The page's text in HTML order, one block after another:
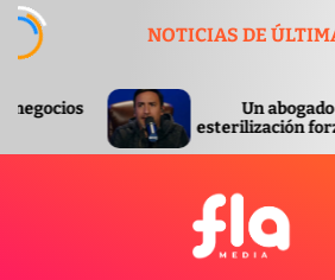
NOTICIAS DE
Un abogado libertario planteó la
esterilización forzada para bajar la